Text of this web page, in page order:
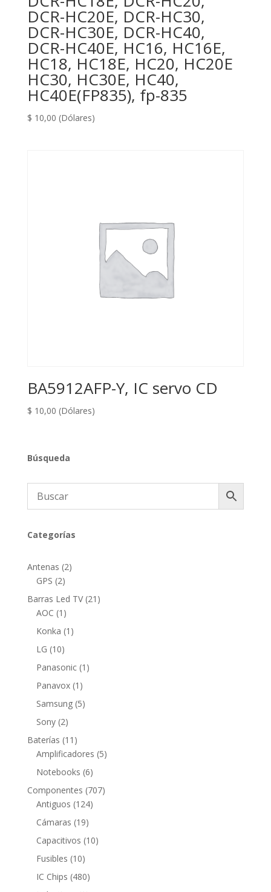
DCR-HC20E, DCR-HC30,
DCR-HC30E, DCR-HC40,
DCR-HC40E, HC16, HC16E,
HC18, HC18E, HC20, HC20E
HC30, HC30E, HC40,
HC40E(FP835), fp-835
$ 10,00 (Dólares)
BA5912AFP-Y, IC servo CD
$ 10,00 (Dólares)
Búsqueda
Categorías
Antenas 22
GPS 22
productos
Barras Led TV 21 21
AOC 1 1
producto
Konka 1 1
LG 1010
productos
Panasonic 1 1
Panavox 1 1
producto
Samsung 55
Sony 22
productos
Baterías 11 11
productos
Amplificadores 55
Notebooks 66
productos
Componentes 707707
Antiguos 124124
Cámaras 1919
productos
Capacitivos 1010
Fusibles 1010
productos
IC Chips 480480